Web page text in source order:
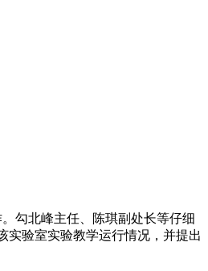
勾北峰主任、陈琪副处长等仔细
实验室实验教学运行情况，并提出